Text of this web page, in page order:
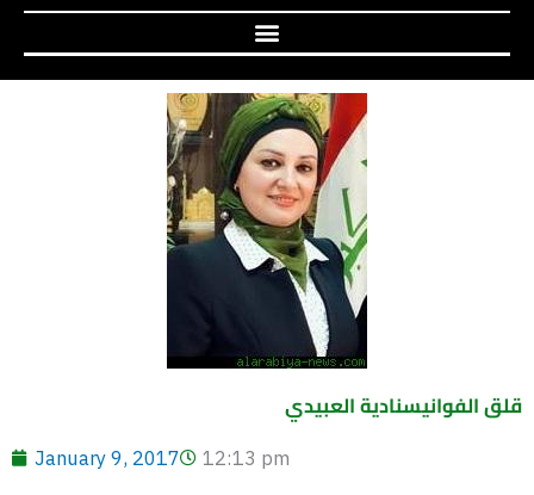
قلق الفوانيسنادية العبيدي
January 9, 2017 12:13 pm